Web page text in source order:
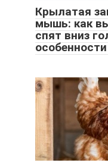
Крылатая
мышь: как
спят вниз